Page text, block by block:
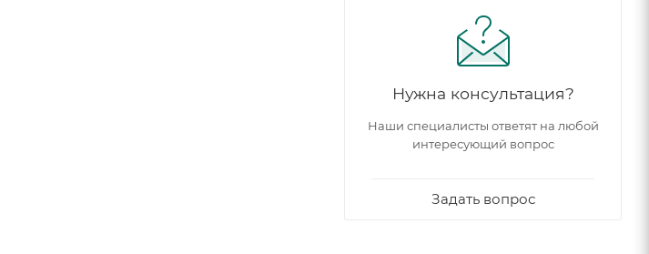
Нужна консультация?
Наши специалисты ответят на любой
интересующий вопрос
Задать вопрос